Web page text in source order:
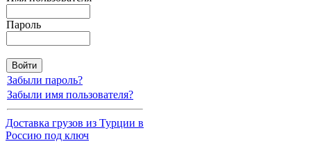
Пароль
Забыли пароль?
Забыли имя пользователя?
Доставка грузов из Турции в
Россию под ключ